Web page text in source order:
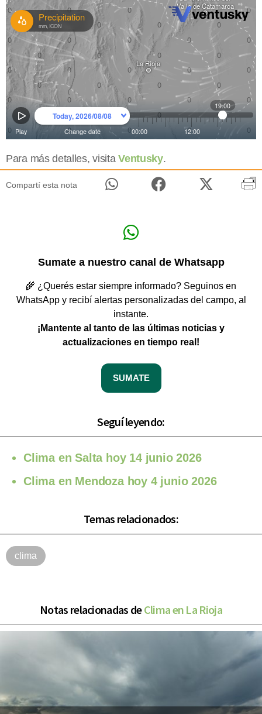
Para más detalles, visitaVentusky.
Compartí esta nota
Sumate a nuestro canal de Whatsapp
🌾 ¿Querés estar siempre informado? Seguinos en
WhatsApp y recibí alertas personalizadas del campo, al
instante.
¡Mantente al tanto de las últimas noticias y
actualizaciones en tiempo real!
SUMATE
Seguí leyendo:
Clima en Salta hoy 14 junio 2026
Clima en Mendoza hoy 4 junio 2026
Temas relacionados:
clima
Notas relacionadas deClima en La Rioja